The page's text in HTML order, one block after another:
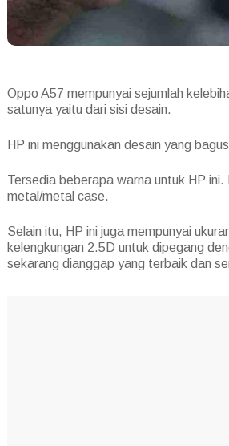
Oppo A57 mempunyai sejumlah
satunya yaitu dari sisi desain.
HP ini menggunakan desain yang
Tersedia beberapa warna untuk HP ini.
metal/metal case.
Selain itu, HP ini juga mempunyai
kelengkungan 2.5D untuk dipegang
sekarang dianggap yang terbaik dan